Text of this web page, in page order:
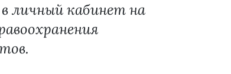
личный кабинет на